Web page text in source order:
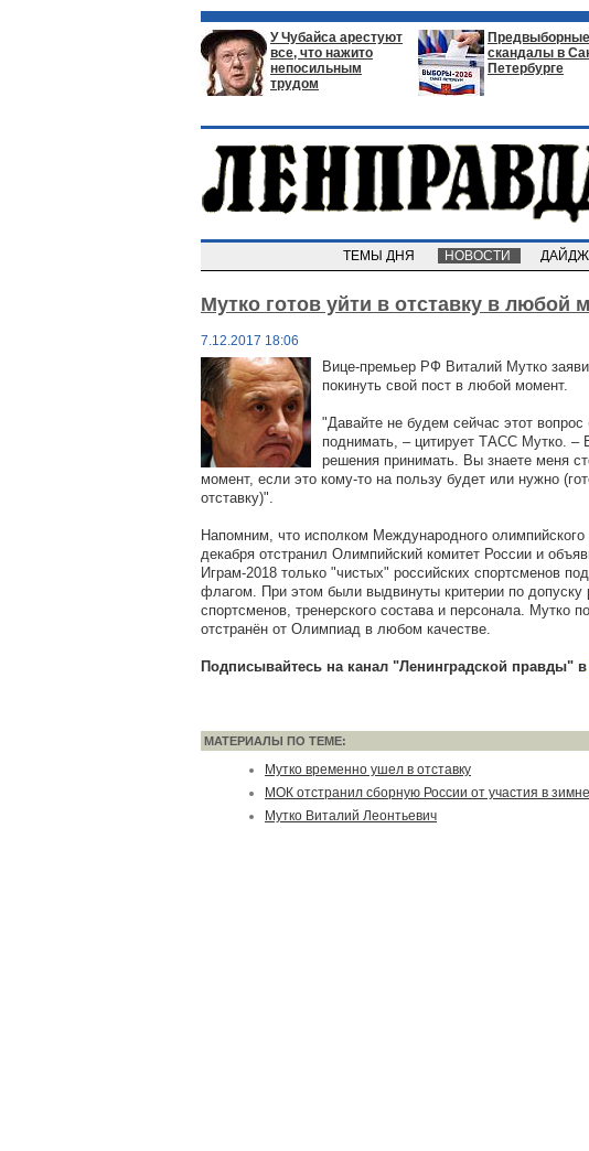
У Чубайса арестуют
все, что нажито
непосильным
трудом
Предвыборные
скандалы в
Петербурге
ТЕМЫ ДНЯ НОВОСТИ
Мутко готов уйти в отставку в любой
7.12.2017 18:06
Вице-премьер РФ Виталий Мутко
покинуть свой пост в любой момент.
"Давайте не будем сейчас этот вопрос
поднимать, – цитирует ТАСС Мутко. –
решения принимать. Вы знаете меня
момент, если это кому-то на пользу будет или нужно
отставку)".
Напомним, что исполком Международного олимпийского
декабря отстранил Олимпийский комитет России и
Играм-2018 только "чистых" российских спортсменов
флагом. При этом были выдвинуты критерии по допуску
спортсменов, тренерского состава и персонала. Мутко
отстранён от Олимпиад в любом качестве.
Подписывайтесь на канал "Ленинградской правды" в
МАТЕРИАЛЫ ПО ТЕМЕ:
Мутко временно ушел в отставку
МОК отстранил сборную России от участия в
Мутко Виталий Леонтьевич